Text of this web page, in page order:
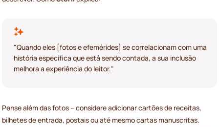
"Quando eles [fotos e efemérides] se correlacionam com uma
história específica que está sendo contada, a sua inclusão
melhora a experiência do leitor."
Pense além das fotos – considere adicionar cartões de receitas,
bilhetes de entrada, postais ou até mesmo cartas manuscritas.